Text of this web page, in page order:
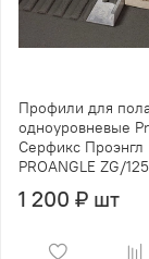
Профили для
одноуровневые
Серфикс Проэнгл
PROANGLE ZG/125
1 200 ₽ шт